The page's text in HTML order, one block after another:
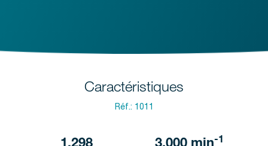
Caractéristiques
Réf.: 1011
-1